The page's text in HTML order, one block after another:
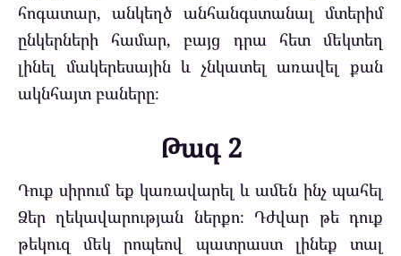
հոգատար, անկեղծ անհանգստանալ մտերիմ
ընկերների համար, բայց դրա հետ մեկտեղ
լինել մակերեսային և չնկատել առավել քան
ակնհայտ բաները։
Թագ 2
Դուք սիրում եք կառավարել և ամեն ինչ պահել
Ձեր ղեկավարության ներքո։ Դժվար թե դուք
թեկուզ մեկ րոպեով պատրաստ լինեք տալ